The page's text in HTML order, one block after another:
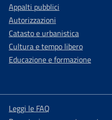
Appalti pubblici
Autorizzazioni
Catasto e urbanistica
Cultura e tempo libero
Educazione e formazione
Leggi le FAQ